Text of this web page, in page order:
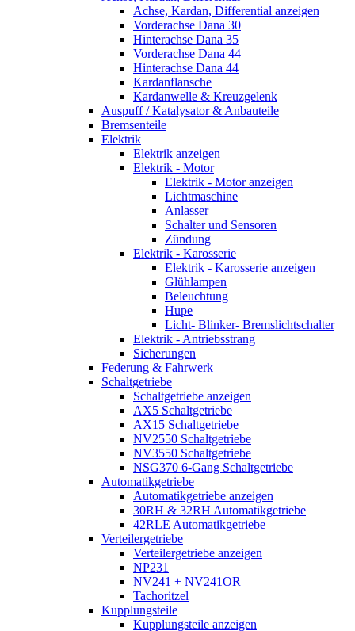
Achse, Kardan, Differential anzeigen
Vorderachse Dana 30
Hinterachse Dana 35
Vorderachse Dana 44
Hinterachse Dana 44
Kardanflansche
Kardanwelle & Kreuzgelenk
Auspuff / Katalysator & Anbauteile
Bremsenteile
Elektrik
Elektrik anzeigen
Elektrik - Motor
Elektrik - Motor anzeigen
Lichtmaschine
Anlasser
Schalter und Sensoren
Zündung
Elektrik - Karosserie
Elektrik - Karosserie anzeigen
Glühlampen
Beleuchtung
Hupe
Licht- Blinker- Bremslichtschalter
Elektrik - Antriebsstrang
Sicherungen
Federung & Fahrwerk
Schaltgetriebe
Schaltgetriebe anzeigen
AX5 Schaltgetriebe
AX15 Schaltgetriebe
NV2550 Schaltgetriebe
NV3550 Schaltgetriebe
NSG370 6-Gang Schaltgetriebe
Automatikgetriebe
Automatikgetriebe anzeigen
30RH & 32RH Automatikgetriebe
42RLE Automatikgetriebe
Verteilergetriebe
Verteilergetriebe anzeigen
NP231
NV241 + NV241OR
Tachoritzel
Kupplungsteile
Kupplungsteile anzeigen